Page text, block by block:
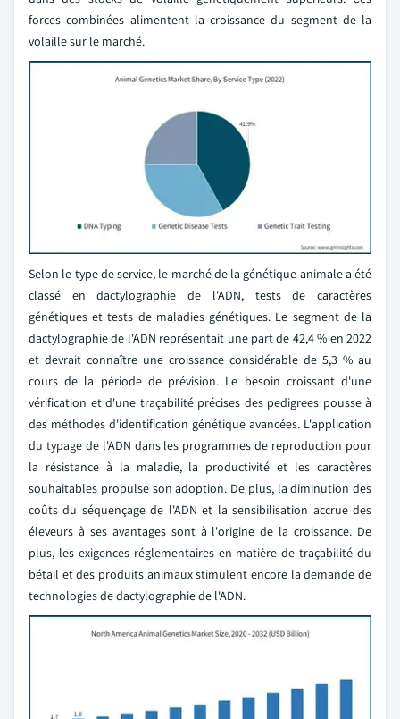
forces combinées alimentent la croissance du segment de la
volaille sur le marché.
Selon le type de service, le marché de la génétique animale a été
classé en dactylographie de l'ADN, tests de caractères
génétiques et tests de maladies génétiques. Le segment de la
dactylographie de l'ADN représentait une part de 42,4 % en 2022
et devrait connaître une croissance considérable de 5,3 % au
cours de la période de prévision. Le besoin croissant d'une
vérification et d'une traçabilité précises des pedigrees pousse à
des méthodes d'identification génétique avancées. L'application
du typage de l'ADN dans les programmes de reproduction pour
la résistance à la maladie, la productivité et les caractères
souhaitables propulse son adoption. De plus, la diminution des
coûts du séquençage de l'ADN et la sensibilisation accrue des
éleveurs à ses avantages sont à l'origine de la croissance. De
plus, les exigences réglementaires en matière de traçabilité du
bétail et des produits animaux stimulent encore la demande de
technologies de dactylographie de l'ADN.